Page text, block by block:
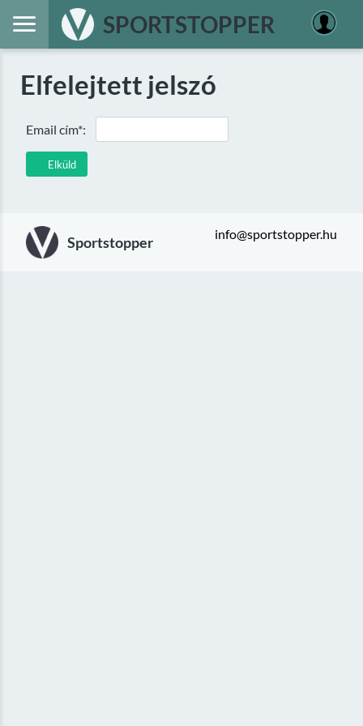
SPORTSTOPPER
Elfelejtett jelszó
Elküld
Email cím*:
Sportstopper info@sportstopper.hu